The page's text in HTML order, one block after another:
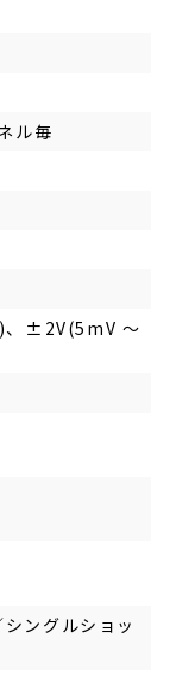
ル毎
±2V(5mV ～
ングルショッ